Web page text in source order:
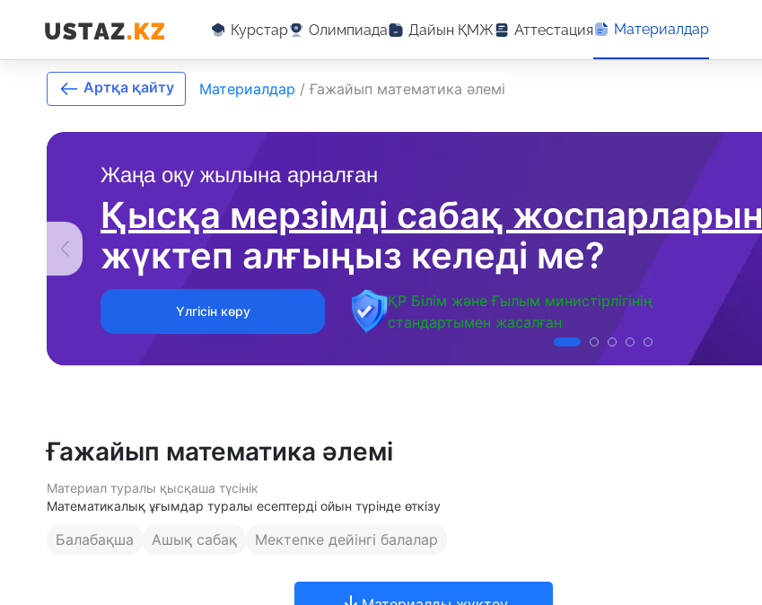
Курстар Олимпиада Дайын ҚМЖ Аттестация Материалдар
Жаңа оқу жылына арналған
Қысқа мерзімді сабақ жоспарларын
жүктеп алғыңыз келеді ме?
Үлгісін көру
ҚР Білім және Ғылым министірлігінің
стандартымен жасалған
Артқа қайту Материалдар /Ғажайып математика әлемі
Ғажайып математика әлемі
Материал туралы қысқаша түсінік
Математикалық ұғымдар туралы есептерді ойын түрінде өткізу
Балабақша Ашық сабақ Мектепке дейінгі балалар